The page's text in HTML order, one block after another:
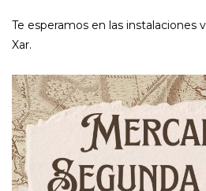
Te esperamos en las instalaciones
Xar.